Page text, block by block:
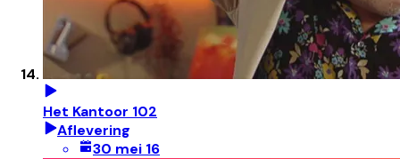
Het Kantoor 102
Aflevering
30 mei 16